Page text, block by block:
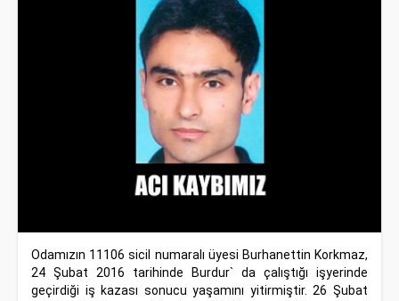
Odamızın 11106 sicil numaralı üyesi Burhanettin Korkmaz,
24 Şubat 2016 tarihinde Burdur` da çalıştığı işyerinde
geçirdiği iş kazası sonucu yaşamını yitirmiştir. 26 Şubat